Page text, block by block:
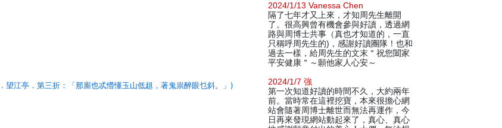
望江亭．第三折：「那廝也忒懵懂玉山低趄，著鬼祟醉眼乜斜。」)
2024/1/13 Vanessa Chen
隔了七年才又上來，才知周先生離開
了。很高興曾有機會參與好讀，透過網
路與周博士共事（真也才知道的，一直
只稱呼周先生的)，感謝好讀團隊！也和
過去一樣，給周先生的文末＂祝您闔家
平安健康＂～願他家人心安～
2024/1/7 強
第一次知道好讀的時間不久，大約兩年
前。當時常在這裡挖寶，本來很擔心網
站會隨著周博士離世而無法再運作，今
日再來發現網站動起來了，真心、真心